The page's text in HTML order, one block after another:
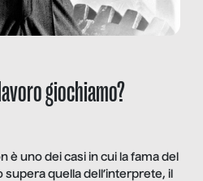
giochiamo?
è uno dei casi in cui la fama del
quella dell’interprete, il